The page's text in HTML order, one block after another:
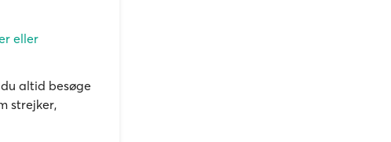
eller
altid besøge
strejker,